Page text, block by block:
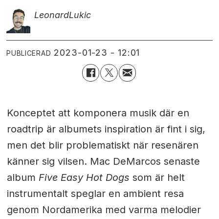
LeonardLukic
PUBLICERAD 2023-01-23 - 12:01
Konceptet att komponera musik där en
roadtrip är albumets inspiration är fint i sig,
men det blir problematiskt när resenären
känner sig vilsen. Mac DeMarcos senaste
album Five Easy Hot Dogs som är helt
instrumentalt speglar en ambient resa
genom Nordamerika med varma melodier